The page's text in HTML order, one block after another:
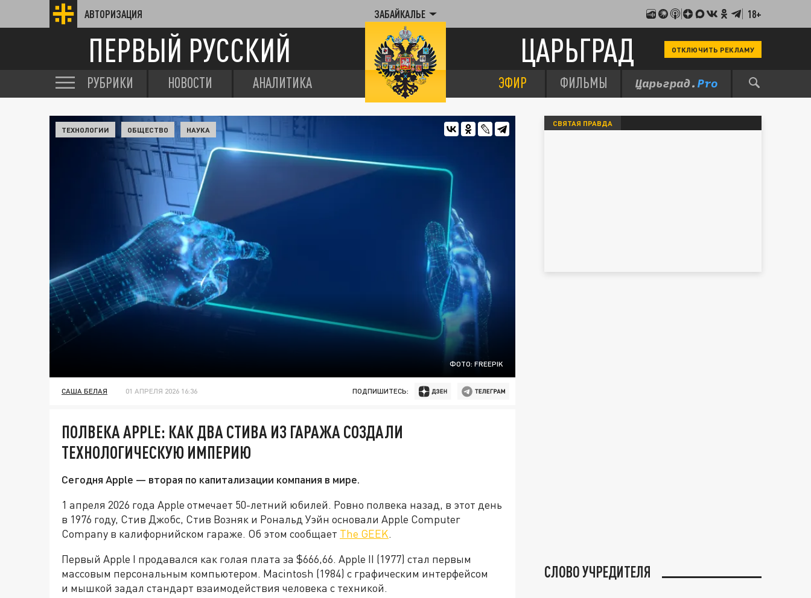
АВТОРИЗАЦИЯ ЗАБАЙКАЛЬЕ 18+
ПЕРВЫЙ РУССКИЙ ЦАРЬГРАД ОТКЛЮЧИТЬ РЕКЛАМУ
РУБРИКИ НОВОСТИ АНАЛИТИКА ЭФИР ФИЛЬМЫ
ФОТО: FREEPIK
ТЕХНОЛОГИИ ОБЩЕСТВО НАУКА
САША БЕЛАЯ 01 АПРЕЛЯ 2026 16:36 ПОДПИШИТЕСЬ:
ПОЛВЕКА APPLE: КАК ДВА СТИВА ИЗ ГАРАЖА СОЗДАЛИ
ТЕХНОЛОГИЧЕСКУЮ ИМПЕРИЮ
Сегодня Apple — вторая по капитализации компания в мире.
1 апреля 2026 года Apple отмечает 50-летний юбилей. Ровно полвека назад, в этот день
в 1976 году, Стив Джобс, Стив Возняк и Рональд Уэйн основали Apple Computer
Company в калифорнийском гараже. Об этом сообщает The GEEK.
Первый Apple I продавался как голая плата за $666,66. Apple II (1977) стал первым
массовым персональным компьютером. Macintosh (1984) с графическим интерфейсом
и мышкой задал стандарт взаимодействия человека с техникой.
СВЯТАЯ ПРАВДА
СЛОВО УЧРЕДИТЕЛЯ